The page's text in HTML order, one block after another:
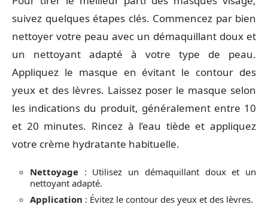
suivez quelques étapes clés. Commencez par bien
nettoyer votre peau avec un démaquillant doux et
un nettoyant adapté à votre type de peau.
Appliquez le masque en évitant le contour des
yeux et des lèvres. Laissez poser le masque selon
les indications du produit, généralement entre 10
et 20 minutes. Rincez à l’eau tiède et appliquez
votre crème hydratante habituelle.
Nettoyage : Utilisez un démaquillant doux et un
nettoyant adapté.
Application : Évitez le contour des yeux et des lèvres.